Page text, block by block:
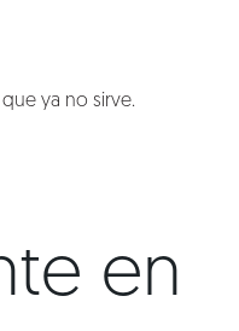
ya no sirve.
en